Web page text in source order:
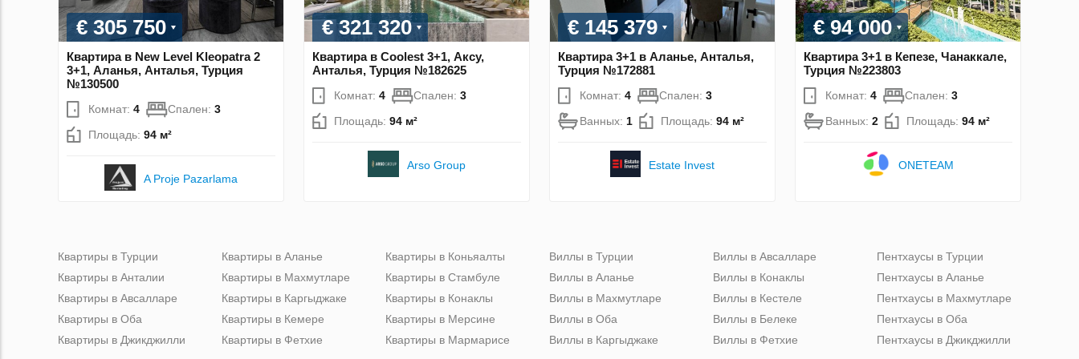
€ 305 750
Квартира в New Level Kleopatra 2
3+1, Аланья, Анталья, Турция
№130500
Комнат: 4 Спален: 3
Площадь: 94 м²
A Proje Pazarlama
€ 321 320
Квартира в Coolest 3+1, Аксу,
Анталья, Турция №182625
Комнат: 4 Спален: 3
Площадь: 94 м²
Arso Group
€ 145 379
Квартира 3+1 в Аланье, Анталья,
Турция №172881
Комнат: 4 Спален: 3
Ванных: 1 Площадь: 94 м²
Estate Invest
€ 94 000
Квартира 3+1 в Кепезе, Чанаккале,
Турция №223803
Комнат: 4 Спален: 3
Ванных: 2 Площадь: 94 м²
ONETEAM
Квартиры в Турции
Квартиры в Анталии
Квартиры в Авсалларе
Квартиры в Оба
Квартиры в Джикджилли
Квартиры в Аланье
Квартиры в Махмутларе
Квартиры в Каргыджаке
Квартиры в Кемере
Квартиры в Фетхие
Квартиры в Коньяалты
Квартиры в Стамбуле
Квартиры в Конаклы
Квартиры в Мерсине
Квартиры в Мармарисе
Виллы в Турции
Виллы в Аланье
Виллы в Махмутларе
Виллы в Оба
Виллы в Каргыджаке
Виллы в Авсалларе
Виллы в Конаклы
Виллы в Кестеле
Виллы в Белеке
Виллы в Фетхие
Пентхаусы в Турции
Пентхаусы в Аланье
Пентхаусы в Махмутларе
Пентхаусы в Оба
Пентхаусы в Джикджилли